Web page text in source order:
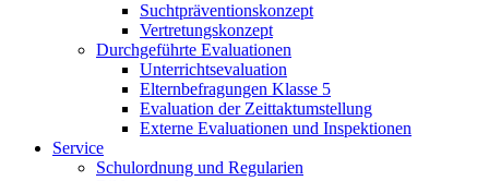
Suchtpräventionskonzept
Vertretungskonzept
Durchgeführte Evaluationen
Unterrichtsevaluation
Elternbefragungen Klasse 5
Evaluation der Zeittaktumstellung
Externe Evaluationen und Inspektionen
Service
Schulordnung und Regularien